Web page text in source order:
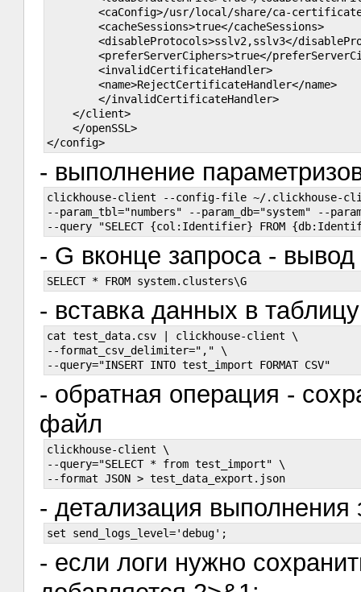
<caConfig>/usr/local/share/ca-
        <cacheSessions>true</cacheSessions>
<disableProtocols>sslv2,sslv3</
<preferServerCiphers>true</
        <invalidCertificateHandler>
        <name>RejectCertificateHandler</name>
        </invalidCertificateHandler>
    </client>
    </openSSL>
- выполнение
clickhouse-client --config-file ~/.clickhouse-
--param_tbl="numbers" --param_db="system" --
- G вконце запроса - вывод
- вставка данных в
cat test_data.csv | clickhouse-client \
--format_csv_delimiter="," \
- обратная операция -
файл
clickhouse-client \
--query="SELECT * from test_import" \
- детализация выполнения
- если логи нужно